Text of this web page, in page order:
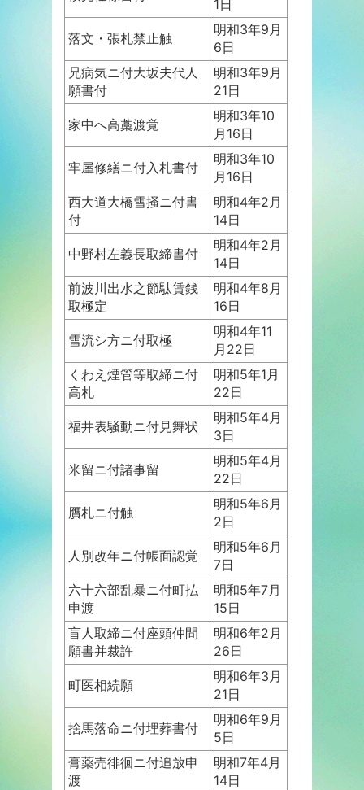
1日
落文・張札禁止触
明和3年9月
6日
兄病気ニ付大坂夫代人
願書付
明和3年9月
21日
家中へ高藁渡覚
明和3年10
月16日
牢屋修繕ニ付入札書付
明和3年10
月16日
西大道大橋雪掻ニ付書
付
明和4年2月
14日
中野村左義長取締書付
明和4年2月
14日
前波川出水之節駄賃銭
取極定
明和4年8月
16日
雪流シ方ニ付取極
明和4年11
月22日
くわえ煙管等取締ニ付
高札
明和5年1月
22日
福井表騒動ニ付見舞状
明和5年4月
3日
米留ニ付諸事留
明和5年4月
22日
贋札ニ付触
明和5年6月
2日
人別改年ニ付帳面認覚
明和5年6月
7日
六十六部乱暴ニ付町払
申渡
明和5年7月
15日
盲人取締ニ付座頭仲間
願書并裁許
明和6年2月
26日
町医相続願
明和6年3月
21日
捨馬落命ニ付埋葬書付
明和6年9月
5日
膏薬売徘徊ニ付追放申
渡
明和7年4月
14日